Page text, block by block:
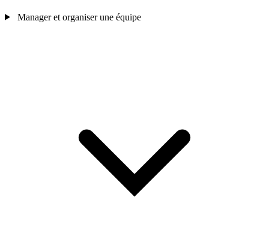
Manager et organiser une équipe